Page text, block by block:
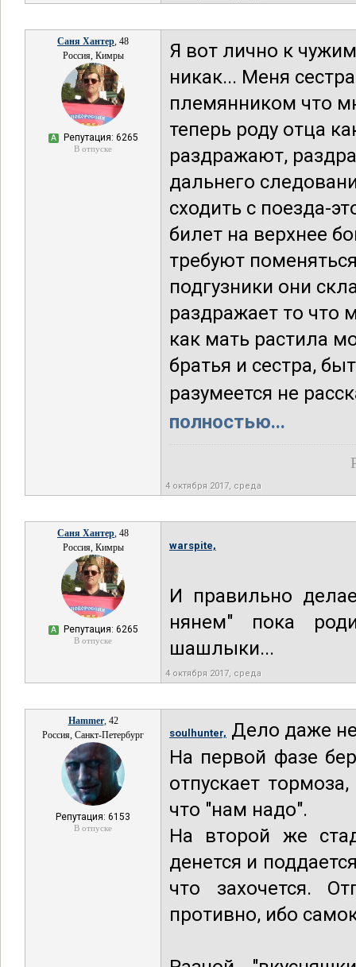
Саня Хантер, 48
Россия, Кимры
А Репутация: 6265
В отпуске
Я вот лично к
никак... Меня
племянником что
теперь роду отца
раздражают,
дальнего
сходить с поезда-
билет на верхнее
требуют
подгузники они
раздражает то что
как мать растила
братья и сестра,
разумеется не
полностью...
4 октября 2017, среда
Саня Хантер, 48
Россия, Кимры
А Репутация: 6265
В отпуске
warspite,
И правильно
нянем" пока
шашлыки...
4 октября 2017, среда
Hammer, 42
Россия, Санкт-Петербург
Репутация: 6153
В отпуске
soulhunter, Дело даже
На первой фазе
отпускает
что "нам надо".
На второй же
денется и
что захочется.
противно, ибо